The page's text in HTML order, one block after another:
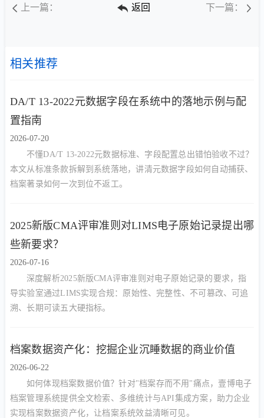
上一篇： 返回 下一篇：
相关推荐
DA/T 13-2022元数据字段在系统中的落地示例与配
置指南
2026-07-20
不懂DA/T 13-2022元数据标准、字段配置总出错怕验收不过？
本文从标准条款拆解到系统落地，讲清元数据字段如何自动捕获、
档案著录如何一次到位不返工。
2025新版CMA评审准则对LIMS电子原始记录提出哪
些新要求？
2026-07-16
深度解析2025新版CMA评审准则对电子原始记录的要求，指
导实验室通过LIMS实现合规：原始性、完整性、不可篡改、可追
溯、长期可读五大硬指标。
档案数据资产化：挖掘企业沉睡数据的商业价值
2026-06-22
如何体现档案数据价值？针对"档案存而不用"痛点，壹博电子
档案管理系统提供全文检索、多维统计与API集成方案，助力企业
实现档案数据资产化，让档案系统效益清晰可见。